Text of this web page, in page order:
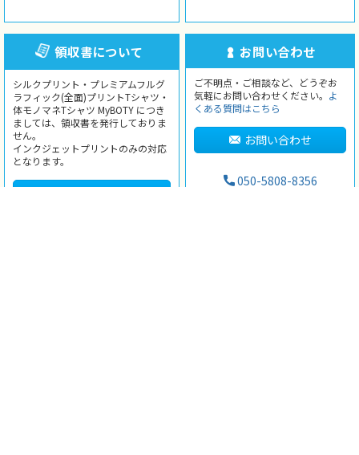
領収書について
シルクプリント・プレミアムフルグ
ラフィック(全面)プリントTシャツ・
体モノマネTシャツ MyBOTY につき
ましては、領収書を発行しておりま
せん。
インクジェットプリントのみの対応
となります。
お問い合わせ
ご不明点・ご相談など、どうぞお
気軽にお問い合わせください。 よ
くある質問はこちら
お問い合わせ
050-5808-8356